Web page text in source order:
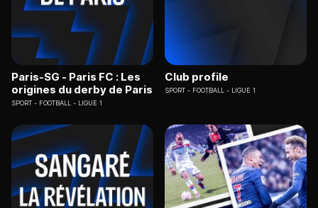
Paris-SG - Paris FC : Les
origines du derby de Paris
SPORT FOOTBALL - LIGUE 1
Club profile
SPORT FOOTBALL - LIGUE 1